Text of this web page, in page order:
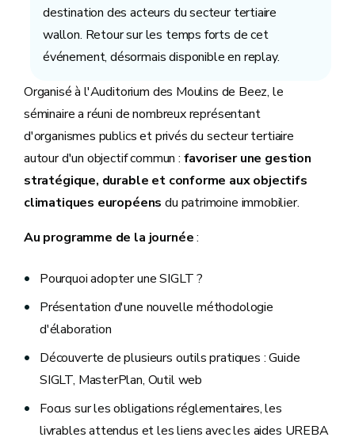
destination des acteurs du secteur tertiaire
wallon. Retour sur les temps forts de cet
événement, désormais disponible en replay.
Organisé à l'Auditorium des Moulins de Beez, le
séminaire a réuni de nombreux représentant
d'organismes publics et privés du secteur tertiaire
autour d'un objectif commun : favoriser une gestion
stratégique, durable et conforme aux objectifs
climatiques européens du patrimoine immobilier.
Au programme de la journée:
Pourquoi adopter une SIGLT ?
Présentation d'une nouvelle méthodologie
d'élaboration
Découverte de plusieurs outils pratiques : Guide
SIGLT, MasterPlan, Outil web
Focus sur les obligations réglementaires, les
livrables attendus et les liens avec les aides UREBA